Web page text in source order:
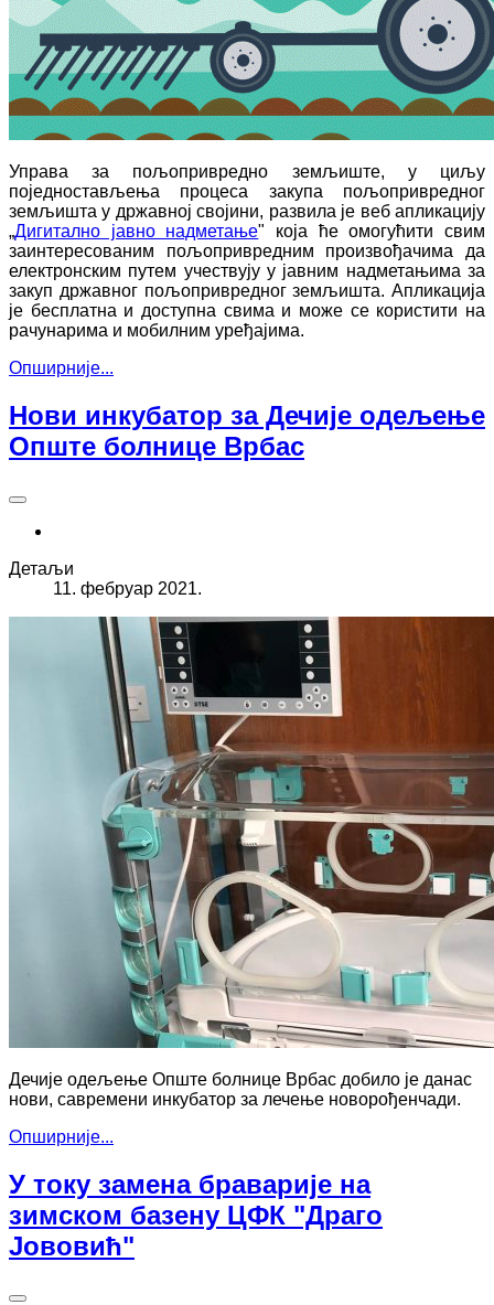
Управа за пољопривредно земљиште, у циљу
поједностављења процеса закупа пољопривредног
земљишта у државној својини, развила је веб апликацију
„Дигитално јавно надметање" која ће омогућити свим
заинтересованим пољопривредним произвођачима да
електронским путем учествују у јавним надметањима за
закуп државног пољопривредног земљишта. Апликација
је бесплатна и доступна свима и може се користити на
рачунарима и мобилним уређајима.
Опширније...
Нови инкубатор за Дечије одељење
Опште болнице Врбас
Детаљи
11. фебруар 2021.
Дечије одељење Опште болнице Врбас добило је данас
нови, савремени инкубатор за лечење новорођенчади.
Опширније...
У току замена браварије на
зимском базену ЦФК "Драго
Јововић"